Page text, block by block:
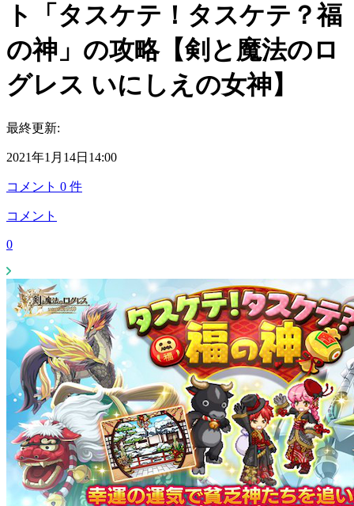
ト「タスケテ！タスケテ？福
の神」の攻略【剣と魔法のロ
グレス いにしえの女神】
最終更新:
2021年1月14日14:00
コメント 0 件
コメント
0